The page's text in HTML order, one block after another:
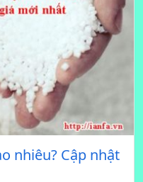
nhiêu? Cập nhật